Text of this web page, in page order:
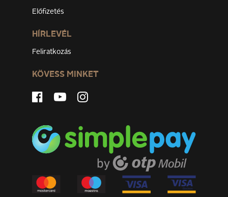
Előfizetés
HÍRLEVÉL
Feliratkozás
KÖVESS MINKET